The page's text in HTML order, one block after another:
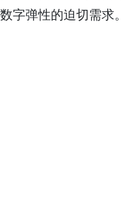
字弹性的迫切需求。